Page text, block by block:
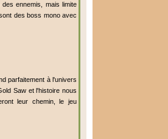
ennemis, mais limite
des boss mono avec
parfaitement à l'univers
Saw et l'histoire nous
leur chemin, le jeu